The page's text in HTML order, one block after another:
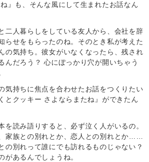
』も、そんな風にして生まれたお話なん
二人暮らしをしている友人から、会社を辞
らせをもらったのね。そのとき私が考えた
の気持ち。彼女がいなくなったら、残され
んだろう？ 心にぽっかり穴が開いちゃう
気持ちに焦点を合わせたお話をつくりたい
とクッキー さよならまたね』ができたん
を読み語りすると、必ず泣く人がいるの。
家族との別れとか、恋人との別れとか……
の別れって誰にでも訪れるものじゃない？
があるんでしょうね。